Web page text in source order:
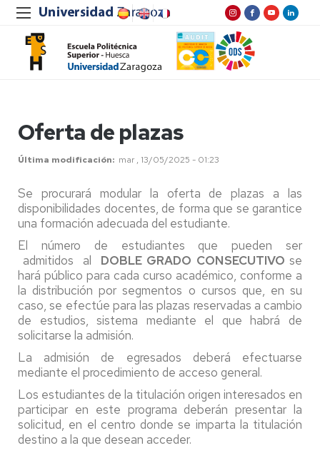
Oferta de plazas
Última modificación mar , 13/05/2025 - 01:23
Se procurará modular la oferta de plazas a las
disponibilidades docentes, de forma que se garantice
una formación adecuada del estudiante.
El número de estudiantes que pueden ser
admitidos al DOBLE GRADO CONSECUTIVO se
hará público para cada curso académico, conforme a
la distribución por segmentos o cursos que, en su
caso, se efectúe para las plazas reservadas a cambio
de estudios, sistema mediante el que habrá de
solicitarse la admisión.
La admisión de egresados deberá efectuarse
mediante el procedimiento de acceso general.
Los estudiantes de la titulación origen interesados en
participar en este programa deberán presentar la
solicitud, en el centro donde se imparta la titulación
destino a la que desean acceder.